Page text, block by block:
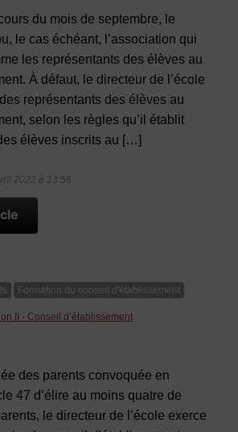
du mois de septembre, le
le cas échéant, l’association qui
les représentants des élèves au
À défaut, le directeur de l’école
représentants des élèves au
selon les règles qu’il établit
élèves inscrits au […]
2022 à 13:56
Formation du conseil d'établissement
II - Conseil d’établissement
des parents convoquée en
47 d’élire au moins quatre de
le directeur de l’école exerce